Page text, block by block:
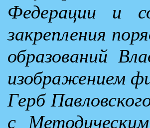
Федерации и
закрепления
образований
изображением
Герб
с